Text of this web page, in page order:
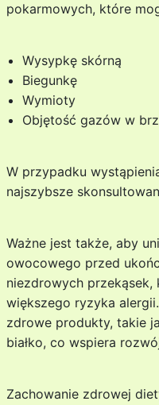
pokarmowych, które
Wysypkę skórną
Biegunkę
Wymioty
Objętość gazów w
W przypadku
najszybsze
Ważne jest także, aby
owocowego przed
niezdrowych
większego ryzyka
zdrowe produkty, takie
białko, co wspiera
Zachowanie zdrowej